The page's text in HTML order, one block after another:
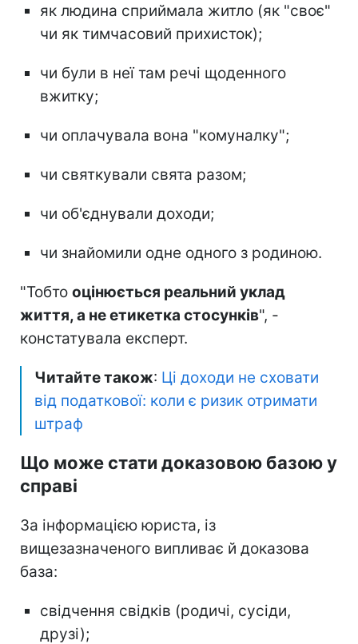
як людина сприймала житло (як "своє"
чи як тимчасовий прихисток);
чи були в неї там речі щоденного
вжитку;
чи оплачувала вона "комуналку";
чи святкували свята разом;
чи об'єднували доходи;
чи знайомили одне одного з родиною.
"Тобто оцінюється реальний уклад
життя, а не етикетка стосунків", -
констатувала експерт.
Читайте також: Ці доходи не сховати
від податкової: коли є ризик отримати
штраф
Що може стати доказовою базою у
справі
За інформацією юриста, із
вищезазначеного випливає й доказова
база:
свідчення свідків (родичі, сусіди,
друзі);